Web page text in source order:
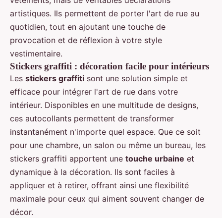
artistiques. Ils permettent de porter l'art de rue au
quotidien, tout en ajoutant une touche de
provocation et de réflexion à votre style
vestimentaire.
Stickers graffiti : décoration facile pour intérieurs
Les stickers graffiti sont une solution simple et
efficace pour intégrer l'art de rue dans votre
intérieur. Disponibles en une multitude de designs,
ces autocollants permettent de transformer
instantanément n'importe quel espace. Que ce soit
pour une chambre, un salon ou même un bureau, les
stickers graffiti apportent une touche urbaine et
dynamique à la décoration. Ils sont faciles à
appliquer et à retirer, offrant ainsi une flexibilité
maximale pour ceux qui aiment souvent changer de
décor.